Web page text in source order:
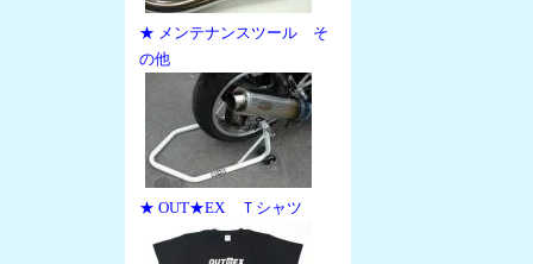
★ メンテナンスツール そ
の他
★ OUT★EX Ｔシャツ